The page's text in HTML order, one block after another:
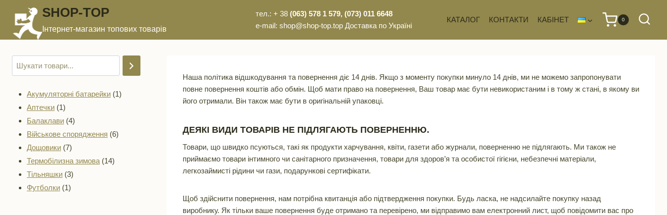
вмісту
SHOP-TOP
Інтернет-магазин топових товарів
тел.: + 38 (063) 578 1 579, (073) 011 6648
e-mail: shop@shop-top.top Доставка по Україні
КАТАЛОГ КОНТАКТИ КАБІНЕТ 0
Наша політика відшкодування та повернення діє 14 днів. Якщо з моменту покупки минуло 14 днів, ми не можемо запропонувати
повне повернення коштів або обмін. Щоб мати право на повернення, Ваш товар має бути невикористаним і в тому ж стані, в якому ви
його отримали. Він також має бути в оригінальній упаковці.
ДЕЯКІ ВИДИ ТОВАРІВ НЕ ПІДЛЯГАЮТЬ ПОВЕРНЕННЮ.
Товари, що швидко псуються, такі як продукти харчування, квіти, газети або журнали, поверненню не підлягають. Ми також не
приймаємо товари інтимного чи санітарного призначення, товари для здоров’я та особистої гігієни, небезпечні матеріали,
легкозаймисті рідини чи гази, подарункові сертифікати.
Щоб здійснити повернення, нам потрібна квитанція або підтвердження покупки. Будь ласка, не надсилайте покупку назад
виробнику. Як тільки ваше повернення буде отримано та перевірено, ми відправимо вам електронний лист, щоб повідомити вас про
Акумуляторні батарейки 11
Аптечки 11
товар
Балаклави 44
товари
Військове спорядження 66
Дощовики 77
товарів
Термобілизна зимова 1414
Тільняшки 33
Футболки 11